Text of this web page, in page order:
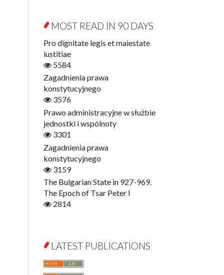
Other
Open Access
Contemporary Asian Studies
Series
Digitisation
Education for Wisdom
Economics
Film! Scholars
Finance
Gerontology
Interdisciplinary Urban Studies
Jerzy Giedroyc and...
Jerzy Giedroyc and Witnesses of
History
Winter of Life?
Linguistics
What Is Man?
Communication and Media
MOST READ IN 90 DAYS
Pro dignitate legis et maiestate
iustitiae
5584
Zagadnienia prawa
konstytucyjnego
3576
Prawo administracyjne w służbie
jednostki i wspólnoty
3301
Zagadnienia prawa
konstytucyjnego
3159
The Bulgarian State in 927-969.
The Epoch of Tsar Peter I
2814
LATEST PUBLICATIONS